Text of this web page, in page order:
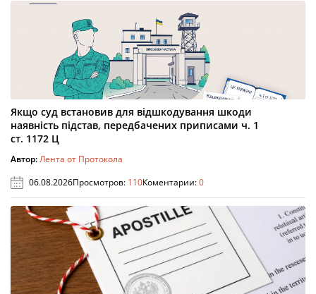
Якщо суд встановив для відшкодування шкоди
наявність підстав, передбачених приписами ч. 1
ст. 1172 Ц
Автор:Лента от Протокола
06.08.2026Просмотров: 110Коментарии:0